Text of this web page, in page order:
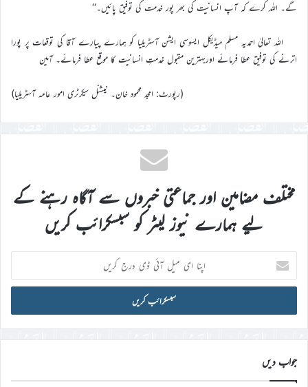
گے۔ اللہ کرے کہ آپ انسانیت کی بھر پور خدمت کی توفیق پائیں۔‘‘
اللہ تعالیٰ احمدیہ مسلم میڈیکل ایسوسی ایشن آسٹریلیا کو ہمارے پیارے آقا کی توقعات پر پورا
اترنے کی توفیق عطا فرمائے اوربہترین مقبول خدمتِ انسانیت کا موقع عطا فرمائے۔ آمین
(رپورٹ: امجد محمود خان۔ نیشنل سیکرٹری امور عامہ آسٹریلیا)
مختلف مضامین اور جماعتی خبروں سے آگاہ رہنے کے
لیے ہمارے نیوز لیٹر کو سبسکرائب کریں
اپنا
ای
میل
ڈی
درج
کریں
جواب دیں